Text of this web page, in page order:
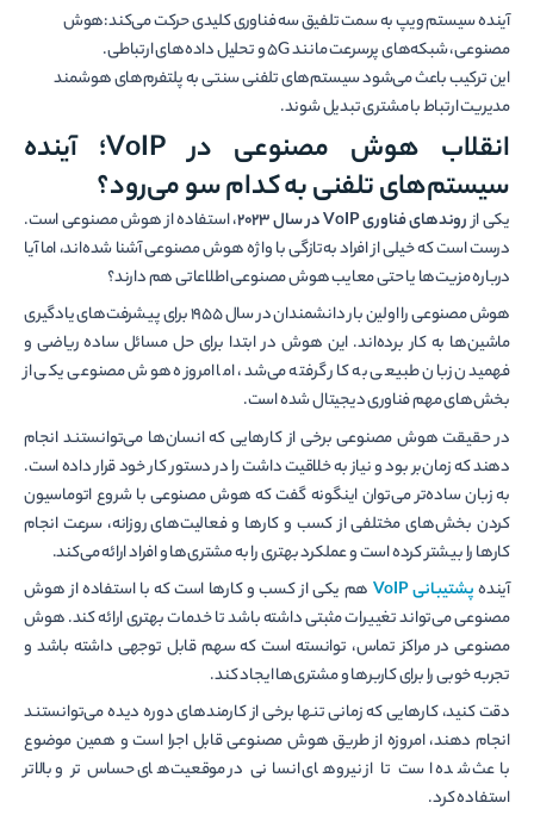
آینده سیستم ویپ به سمت تلفیق سه فناوری کلیدی حرکت می‌کند:هوش
مصنوعی، شبکه‌های پرسرعت مانند 5G و تحلیل داده‌های ارتباطی.
این ترکیب باعث می‌شود سیستم‌های تلفنی سنتی به پلتفرم‌های هوشمند
مدیریت ارتباط با مشتری تبدیل شوند.
انقلاب هوش مصنوعی در VoIP؛ آینده
سیستم‌های تلفنی به کدام سو می‌رود؟
یکی ازروندهای فناوری VoIP در سال 2023
، استفاده از هوش مصنوعی است.
درست است که خیلی از افراد به‌تازگی با واژه هوش مصنوعی آشنا شده‌اند، اما آیا
درباره مزیت‌ها یا حتی معایب هوش مصنوعی اطلاعاتی هم دارند؟
هوش مصنوعی را اولین بار دانشمندان در سال 1955 برای پیشرفت‌های یادگیری
ماشین‌ها به کار برده‌اند. این هوش در ابتدا برای حل مسائل ساده ریاضی و
فهمیدن زبان طبیعی به کار گرفته می‌شد، اما امروزه هوش مصنوعی یکی از
بخش‌های مهم فناوری دیجیتال شده است.
در حقیقت هوش مصنوعی برخی از کارهایی که انسان‌ها می‌توانستند انجام
دهند که زمان‌بر بود و نیاز به خلاقیت داشت را در دستور کار خود قرار داده است.
به زبان ساده‌تر می‌توان اینگونه گفت که هوش مصنوعی با شروع اتوماسیون
کردن بخش‌های مختلفی از کسب و کارها و فعالیت‌های روزانه، سرعت انجام
کارها را بیشتر کرده است و عملکرد بهتری را به مشتری‌ها و افراد ارائه می‌کند.
آیندهپشتیبانیVoIP هم یکی از کسب و کارها است که با استفاده از هوش
مصنوعی می‌تواند تغییرات مثبتی داشته باشد تا خدمات بهتری ارائه کند. هوش
مصنوعی در مراکز تماس، توانسته است که سهم قابل توجهی داشته باشد و
تجربه خوبی را برای کاربرها و مشتری‌ها ایجاد کند.
دقت کنید، کارهایی که زمانی تنها برخی از کارمند‌های دوره دیده می‌توانستند
انجام دهند، امروزه از طریق هوش مصنوعی قابل اجرا است و همین موضوع
باعث شده است تا از نیروهای انسانی در موقعیت‌های حساس‌تر و بالاتر
استفاده کرد.